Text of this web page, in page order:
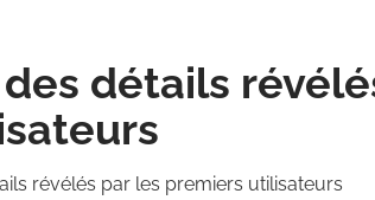
détails
révélés par les premiers utilisateurs